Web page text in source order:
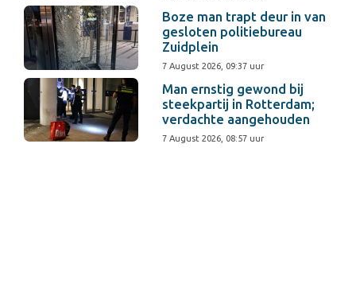
Boze man trapt deur in van
gesloten politiebureau
Zuidplein
7 August 2026, 09:37 uur
Man ernstig gewond bij
steekpartij in Rotterdam;
verdachte aangehouden
7 August 2026, 08:57 uur